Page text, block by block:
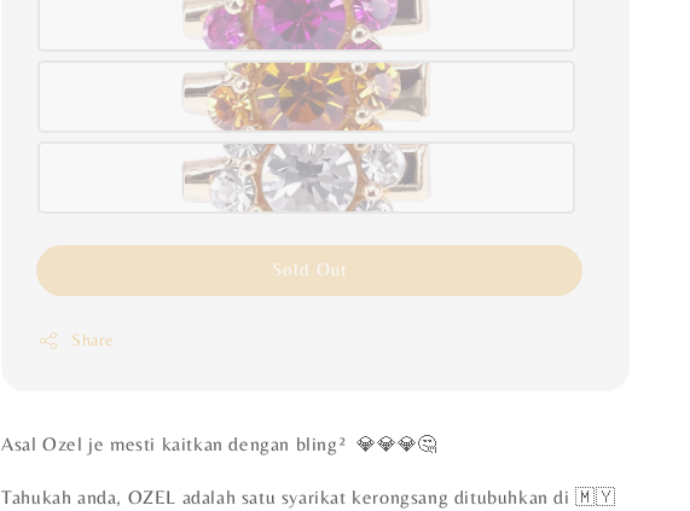
Sold Out
Share
Asal Ozel je mesti kaitkan dengan bling² 💎💎💎🤔
Tahukah anda, OZEL adalah satu syarikat kerongsang ditubuhkan di 🇲🇾